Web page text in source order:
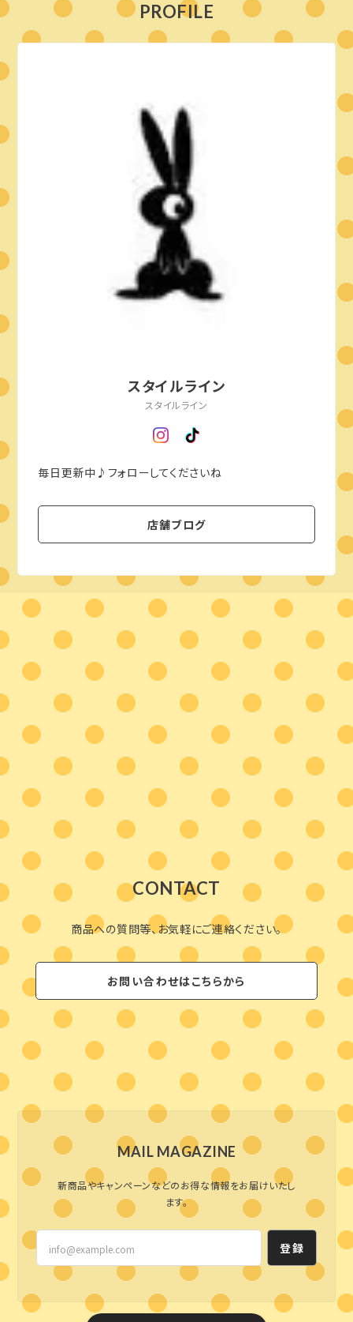
PROFILE
スタイルライン
スタイルライン
毎日更新中♪フォローしてくださいね
店舗ブログ
CONTACT
商品への質問等、お気軽にご連絡ください。
お問い合わせはこちらから
MAIL MAGAZINE
新商品やキャンペーンなどのお得な情報をお届けいたし
ます。
登録